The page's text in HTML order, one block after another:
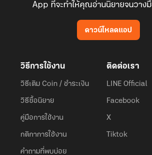
App ที่จะทำให้คุณอ่านนิยายจนวาง
ดาวน์โหลดแอป
วิธีการใช้งาน
วิธีเติม Coin / ชำระเงิน
วิธีซื้อนิยาย
คู่มือการใช้งาน
กติกาการใช้งาน
คำถามที่พบบ่อย
ติดต่อเรา
LINE Official
Facebook
X
Tiktok